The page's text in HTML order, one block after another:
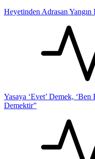
Heyetinden Adrasan
Yasaya ‘Evet’ Demek,
Demektir”